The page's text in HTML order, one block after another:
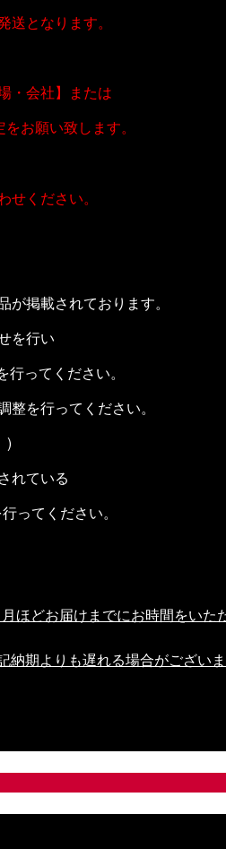
となります。
・会社】または
お願い致します。
ください。
掲載されております。
を行い
ってください。
整を行ってください。
)
れている
ってください。
ほどお届けまでにお時間をいた
納期よりも遅れる場合がござい